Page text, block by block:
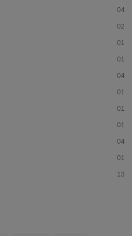
04
02
01
01
04
01
01
01
04
01
13